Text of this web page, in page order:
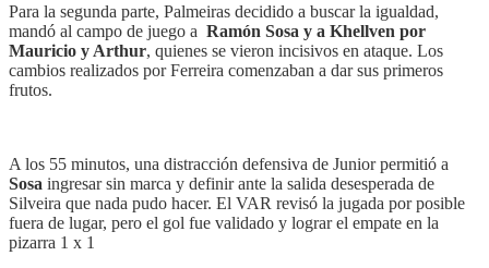
Para la segunda parte, Palmeiras decidido a buscar la igualdad,
mandó al campo de juego a Ramón Sosa y a Khellven por
Mauricio y Arthur, quienes se vieron incisivos en ataque. Los
cambios realizados por Ferreira comenzaban a dar sus primeros
frutos.
A los 55 minutos, una distracción defensiva de Junior permitió a
Sosa ingresar sin marca y definir ante la salida desesperada de
Silveira que nada pudo hacer. El VAR revisó la jugada por posible
fuera de lugar, pero el gol fue validado y lograr el empate en la
pizarra 1 x 1